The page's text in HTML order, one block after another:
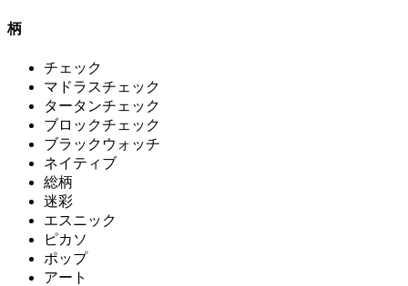
柄
チェック
マドラスチェック
タータンチェック
ブロックチェック
ブラックウォッチ
ネイティブ
総柄
迷彩
エスニック
ピカソ
ポップ
アート